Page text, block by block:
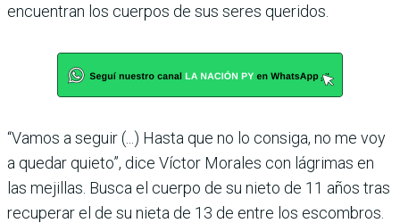
encuentran los cuerpos de sus seres queridos.
“Vamos a seguir (...) Hasta que no lo consiga, no me voy
a quedar quieto”, dice Víctor Morales con lágrimas en
las mejillas. Busca el cuerpo de su nieto de 11 años tras
recuperar el de su nieta de 13 de entre los escombros.